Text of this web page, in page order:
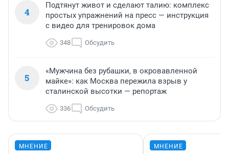
4
Подтянут живот и сделают талию: комплекс
простых упражнений на пресс — инструкция
с видео для тренировок дома
348 Обсудить
5
«Мужчина без рубашки, в окровавленной
майке»: как Москва пережила взрыв у
сталинской высотки — репортаж
336 Обсудить
МНЕНИЕ МНЕНИЕ